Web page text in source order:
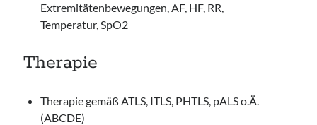
Extremitätenbewegungen, AF, HF, RR,
Temperatur, SpO2
Therapie
Therapie gemäß ATLS, ITLS, PHTLS, pALS o.Ä.
(ABCDE)